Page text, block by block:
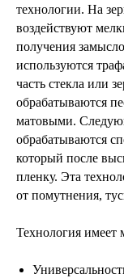
технологии. На
воздействуют
получения
используются
часть стекла или
обрабатываются
матовыми.
обрабатываются
который после
пленку. Эта
от помутнения,
Технология имеет